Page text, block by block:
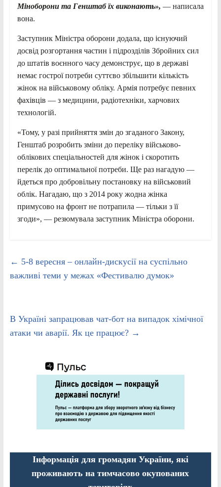
Міноборони та Генштаб їх виконають», — написала
вона.
Заступник Міністра оборони додала, що існуючий
досвід розгортання частин і підрозділів Збройних сил
до штатів воєнного часу демонструє, що в державі
немає гострої потреби суттєво збільшити кількість
жінок на військовому обліку. Армія потребує певних
фахівців — з медицини, радіотехніки, харчових
технологій.
«Тому, у разі прийняття змін до згаданого Закону,
Генштаб розробить зміни до переліку військово-
облікових спеціальностей для жінок і скоротить
перелік до оптимальної потреби. Ще раз нагадую —
йдеться про добровільну постановку на військовий
облік. Нагадаю, що з 2014 року жодна жінка
примусово на фронт не потрапила — тільки з її
згоди», — резюмувала заступник Міністра оборони.
← 5-8 вересня – онлайн-дискусії на суспільно
важливі теми у межах «Фестивалю думок»
В Україні запрацював чат-бот на випадок хімічної
атаки чи аварії. Як це працює? →
Інформація для громадян України, які
проживають на тимчасово окупованих